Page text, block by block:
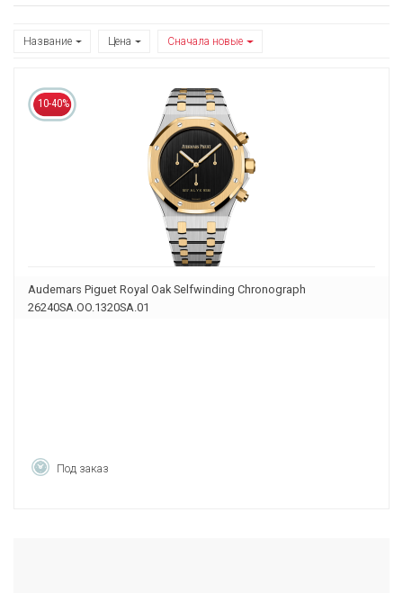
Название Цена Сначала новые
10-40%
Audemars Piguet Royal Oak Selfwinding Chronograph
26240SA.OO.1320SA.01
Под заказ